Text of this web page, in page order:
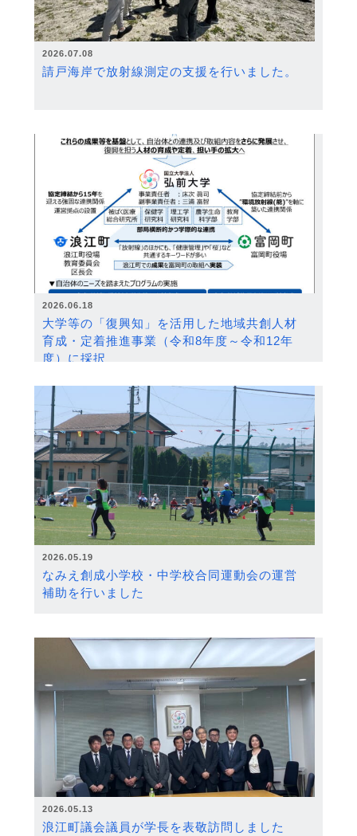
2026.07.08
請戸海岸で放射線測定の支援を行いました。
2026.06.18
大学等の「復興知」を活用した地域共創人材
育成・定着推進事業（令和8年度～令和12年
度）に採択
2026.05.19
なみえ創成小学校・中学校合同運動会の運営
補助を行いました
2026.05.13
浪江町議会議員が学長を表敬訪問しました